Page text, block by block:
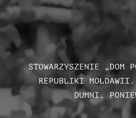
STOWARZYSZENIE
REPUBLIKI MOŁDAWII.
DUMNI,